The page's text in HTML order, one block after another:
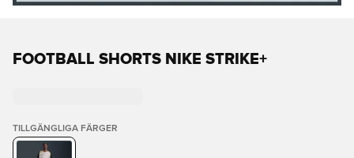
FOOTBALL SHORTS NIKE STRIKE+
TILLGÄNGLIGA FÄRGER